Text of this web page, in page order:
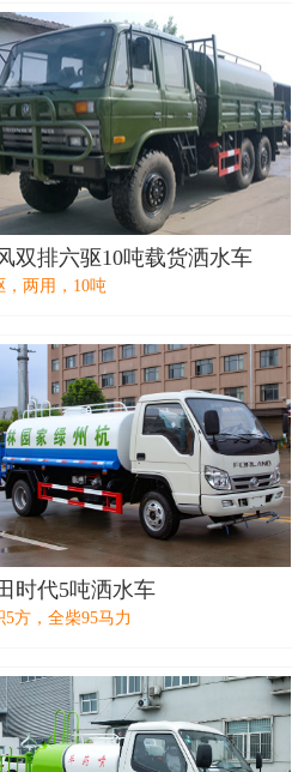
双排六驱10吨载货洒水车
，两用，10吨
时代5吨洒水车
5方，全柴95马力